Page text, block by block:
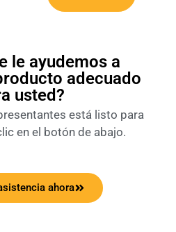
le ayudemos a
adecuado
usted?
está listo para
en el botón de abajo.
ahora